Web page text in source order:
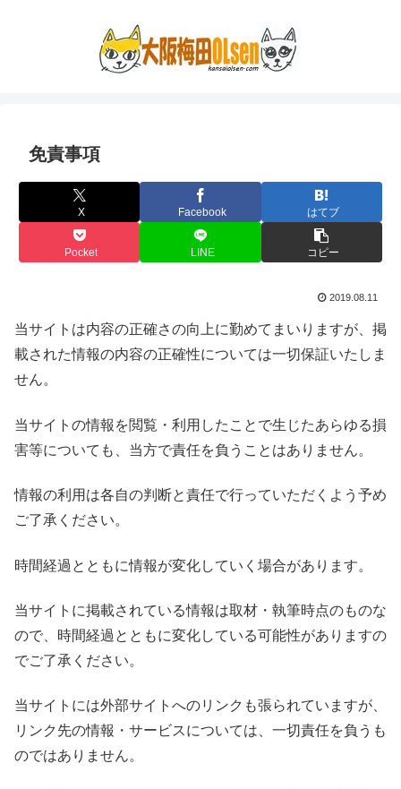
免責事項
X Facebook はてブ
Pocket LINE コピー
2019.08.11
当サイトは内容の正確さの向上に勤めてまいりますが、掲
載された情報の内容の正確性については一切保証いたしま
せん。
当サイトの情報を閲覧・利用したことで生じたあらゆる損
害等についても、当方で責任を負うことはありません。
情報の利用は各自の判断と責任で行っていただくよう予め
ご了承ください。
時間経過とともに情報が変化していく場合があります。
当サイトに掲載されている情報は取材・執筆時点のものな
ので、時間経過とともに変化している可能性がありますの
でご了承ください。
当サイトには外部サイトへのリンクも張られていますが、
リンク先の情報・サービスについては、一切責任を負うも
のではありません。